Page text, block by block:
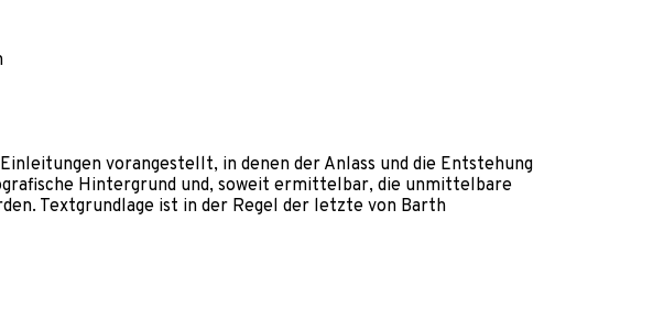
vorangestellt, in denen der Anlass und die Entstehung
Hintergrund und, soweit ermittelbar, die unmittelbare
Textgrundlage ist in der Regel der letzte von Barth